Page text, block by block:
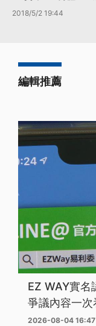
2018/5/2 19:44
編輯推薦
EZ WAY實名
爭議內容一次
2026-08-04 16:47